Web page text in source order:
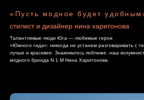
«Пусть модное будет
стилист и дизайнер нина харитонова
Талантливые люди Юга — любимые герои
«Южного гида»: никогда не устанем разговаривать с
лучше и красивее. Знакомьтесь поближе: наш
модного бренда N 1 М Нина Харитонова.